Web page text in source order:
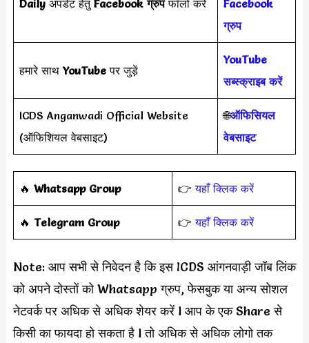
Daily अपडेट हेतुFacebook ग्रुपफॉलो करें
Facebook
ग्रुप
हमारे साथYouTubeपर जुड़ें
YouTube
सब्स्क्राइब करें
ICDS Anganwadi Official Website
(ऑफिशियल वेबसाइट)
🌐ऑफिसियल
वेबसाइट
🔥 Whatsapp Group 👉यहाँ क्लिक करें
‎️‍🔥 Telegram Group 👉यहाँ क्लिक करें
Note: आप सभी से निवेदन है कि इस ICDS आंगनवाड़ी जॉब लिंक
को अपने दोस्तों को Whatsapp ग्रुप, फेसबुक या अन्य सोशल
नेटवर्क पर अधिक से अधिक शेयर करें l आप के एक Share से
किसी का फायदा हो सकता है l तो अधिक से अधिक लोगो तक